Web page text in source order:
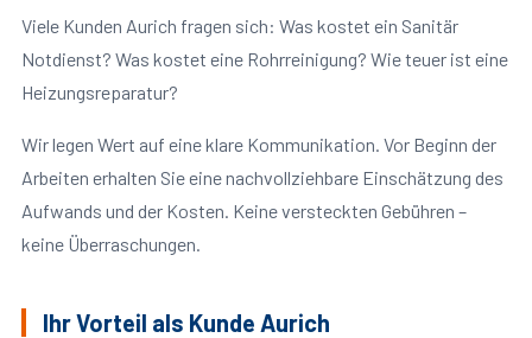
Viele Kunden Aurich fragen sich: Was kostet ein Sanitär
Notdienst? Was kostet eine Rohrreinigung? Wie teuer ist eine
Heizungsreparatur?
Wir legen Wert auf eine klare Kommunikation. Vor Beginn der
Arbeiten erhalten Sie eine nachvollziehbare Einschätzung des
Aufwands und der Kosten. Keine versteckten Gebühren –
keine Überraschungen.
Ihr Vorteil als Kunde Aurich